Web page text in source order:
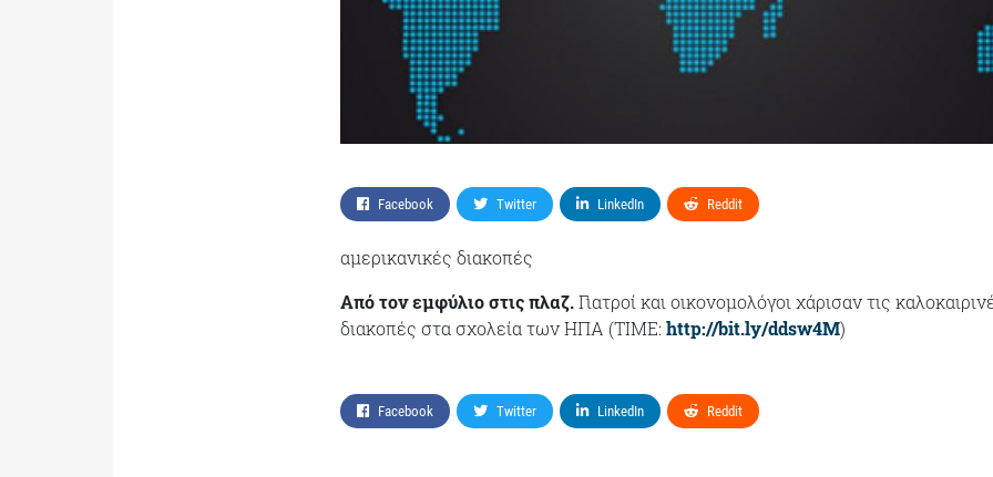
Facebook Twitter LinkedIn Reddit
αμερικανικές διακοπές
Από τον εμφύλιο στις πλαζ.Γιατροί και οικονομολόγοι χάρισαν τις
διακοπές στα σχολεία των ΗΠΑ (TIME: http://bit.ly/ddsw4M)
Facebook Twitter LinkedIn Reddit